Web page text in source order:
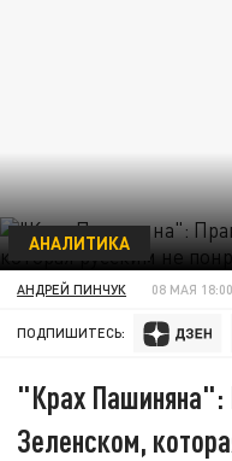
АНАЛИТИКА
АНДРЕЙ ПИНЧУК 08 МАЯ 18:00
ПОДПИШИТЕСЬ:
"Крах Пашиняна":
Зеленском,